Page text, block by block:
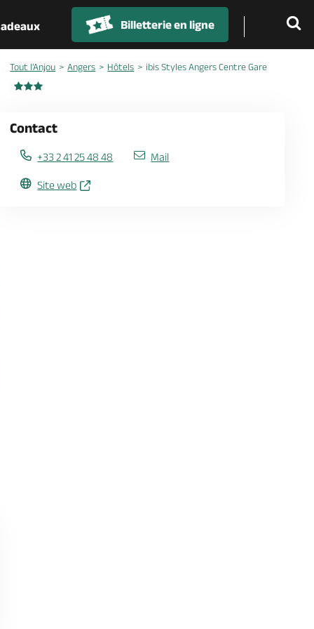
Billetterie en ligne
Tout l'Anjou Angers Hôtels ibis Styles Angers Centre Gare
Contact
+33 2 41 25 48 48 Mail
Site web